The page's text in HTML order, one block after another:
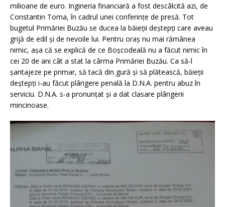
milioane de euro. Ingineria financiară a fost descâlcită azi, de
Constantin Toma, în cadrul unei conferințe de presă. Tot
bugetul Primăriei Buzău se ducea la băieții deștepți care aveau
grijă de edil și de nevoile lui. Pentru oraș nu mai rămânea
nimic, așa că se explică de ce Boșcodeală nu a făcut nimic în
cei 20 de ani cât a stat la cârma Primăriei Buzău. Ca să-l
șantajeze pe primar, să tacă din gură și să plătească, băieții
deștepți i-au făcut plângere penală la D.N.A. pentru abuz în
serviciu. D.N.A. s-a pronunțat și a dat clasare plângerii
mincinoase.